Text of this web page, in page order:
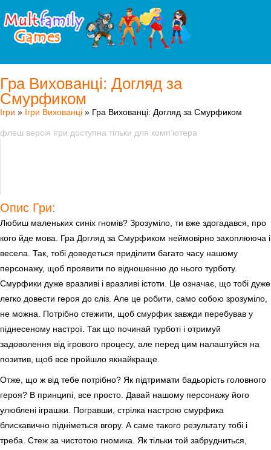
Гра Вихованці: Догляд за
Смурфиком
Ігри » Ігри Вихованці » Гра Вихованці: Догляд за Смурфиком
флеш версія ігри доступна тільки для комп'ютера
Опис Гри:
Любиш маленьких синіх гномів? Зрозуміло, ти вже здогадався, про
кого йде мова. Гра Догляд за Смурфиком неймовірно захоплююча і
весела. Так, тобі доведеться приділити багато часу нашому
персонажу, щоб проявити по відношенню до нього турботу.
Смурфики дуже вразливі і вразливі істоти. Це означає, що тобі дуже
легко довести героя до сліз. Але це робити, само собою зрозуміло,
не можна. Потрібно стежити, щоб смурфик завжди перебував у
піднесеному настрої. Так що починай турботі і отримуй
задоволення від ігрового процесу, але перед цим налаштуйся на
позитив, щоб все пройшло якнайкраще.
Отже, що ж від тебе потрібно? Як підтримати бадьорість головного
героя? В принципі, все просто. Давай нашому персонажу його
улюблені іграшки. Погравши, стрілка настрою смурфика
блискавично підніметься вгору. А саме такого результату тобі і
треба. Стеж за чистотою гномика. Як тільки той забрудниться,